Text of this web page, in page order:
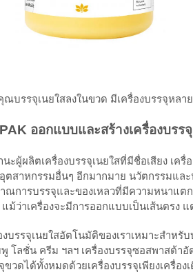
ณบรรจุเนยใสลงในขวด มีเครื่องบรรจุหลา
ออกแบบและสร้างเครื่องบร
นะผู้ผลิตเครื่องบรรจุเนยใสที่มีชื่อเสียง เ
ตสาหกรรมอื่นๆ อีกมากมาย นวัตกรรมแล
ณการบรรจุและของเหลวที่มีความหนาแต
แม้ว่าเครื่องจะมีการออกแบบเป็นเส้นตรง
งบรรจุเนยใสอัตโนมัติของเราเหมาะสำห
โลชั่น ครีม ฯลฯ เครื่องบรรจุซอสพาสต้า
ขวดได้ทั้งหมดด้วยเครื่องบรรจุเพียงเครื่